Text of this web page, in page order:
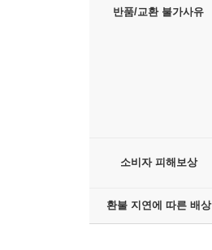
반품/교환 불가사유
소비자 피해보상
환불 지연에 따른 배상